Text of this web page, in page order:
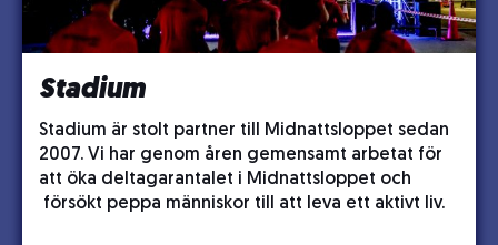
Stadium
Stadium är stolt partner till Midnattsloppet sedan
2007. Vi har genom åren gemensamt arbetat för
att öka deltagarantalet i Midnattsloppet och
försökt peppa människor till att leva ett aktivt liv.